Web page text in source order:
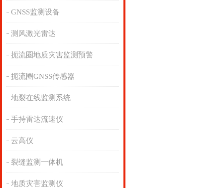
GNSS监测设备
测风激光雷达
扼流圈地质灾害监测预警
扼流圈GNSS传感器
地裂在线监测系统
手持雷达流速仪
云高仪
裂缝监测一体机
地质灾害监测仪